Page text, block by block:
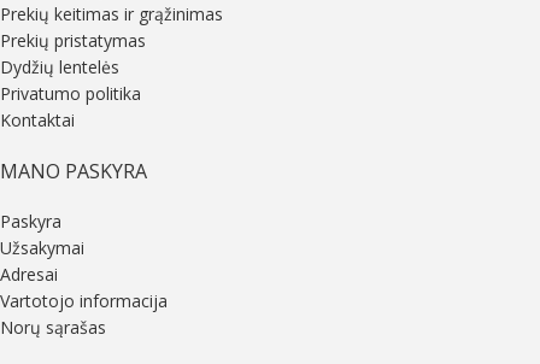
Prekių keitimas ir grąžinimas
Prekių pristatymas
Dydžių lentelės
Privatumo politika
Kontaktai
MANO PASKYRA
Paskyra
Užsakymai
Adresai
Vartotojo informacija
Norų sąrašas